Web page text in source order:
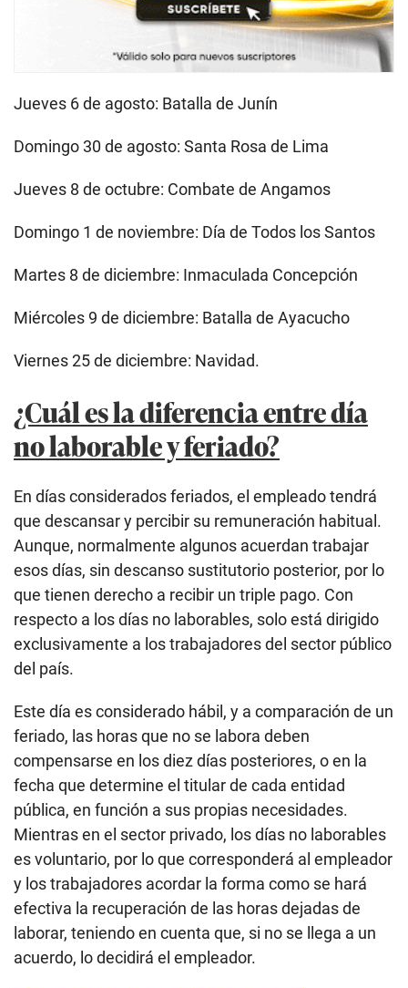
Jueves 6 de agosto: Batalla de Junín
Domingo 30 de agosto: Santa Rosa de Lima
Jueves 8 de octubre: Combate de Angamos
Domingo 1 de noviembre: Día de Todos los Santos
Martes 8 de diciembre: Inmaculada Concepción
Miércoles 9 de diciembre: Batalla de Ayacucho
Viernes 25 de diciembre: Navidad.
¿Cuál es la diferencia entre día
no laborable y feriado?
En días considerados feriados, el empleado tendrá
que descansar y percibir su remuneración habitual.
Aunque, normalmente algunos acuerdan trabajar
esos días, sin descanso sustitutorio posterior, por lo
que tienen derecho a recibir un triple pago. Con
respecto a los días no laborables, solo está dirigido
exclusivamente a los trabajadores del sector público
del país.
Este día es considerado hábil, y a comparación de un
feriado, las horas que no se labora deben
compensarse en los diez días posteriores, o en la
fecha que determine el titular de cada entidad
pública, en función a sus propias necesidades.
Mientras en el sector privado, los días no laborables
es voluntario, por lo que corresponderá al empleador
y los trabajadores acordar la forma como se hará
efectiva la recuperación de las horas dejadas de
laborar, teniendo en cuenta que, si no se llega a un
acuerdo, lo decidirá el empleador.